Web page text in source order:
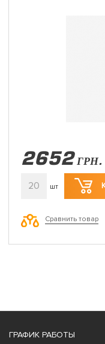
2652 ГРН.
20 шт
Сравнить товар
ГРАФИК РАБОТЫ